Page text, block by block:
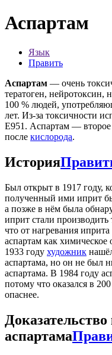
Аспартам
Язык
Править
Аспартам — очень
тератоген, нейротоксин,
100 % людей,
лет. Из-за токсичности
E951. Аспартам — второе
после кислорода.
История
Был открыт в 1917 году,
полученный ими иприт
а позже в нём была
иприт стали
что от нагревания
аспартам как
1933 году художник
аспартама, но он не был
аспартама. В 1984 году
потому что оказался в
опаснее.
аспартама